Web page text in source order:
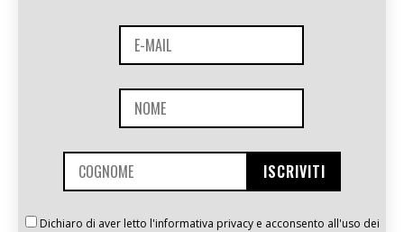
Dichiaro di aver letto l'informativa privacy e acconsento all'uso dei